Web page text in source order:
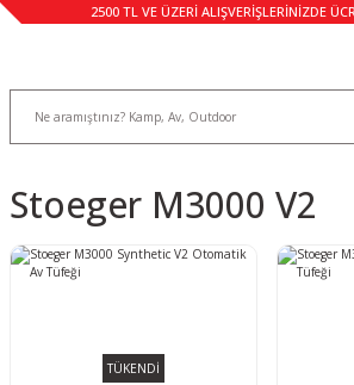
2500 TL VE ÜZERİ ALIŞVERİŞLERİNİZDE
Stoeger M3000 V2
TÜKENDİ